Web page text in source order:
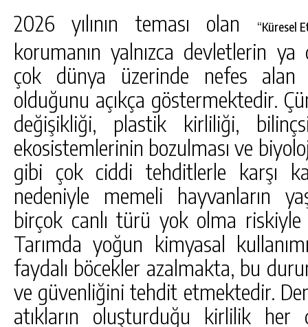
2026 yılının teması olan
“Küresel
korumanın yalnızca devletlerin
çok dünya üzerinde nefes
olduğunu açıkça göstermektedir.
değişikliği, plastik kirliliği,
ekosistemlerinin bozulması ve
gibi çok ciddi tehditlerle karşı
nedeniyle memeli hayvanların
birçok canlı türü yok olma riskiyle
Tarımda yoğun kimyasal
faydalı böcekler azalmakta, bu
ve güvenliğini tehdit etmektedir.
atıkların oluşturduğu kirlilik
GÜNLÜK HABER AKIŞI
GÖKSUN HAFIZLIK KIZ KUR’AN KURSU
ÖĞRENCILERINE DARENDE GEZISI.